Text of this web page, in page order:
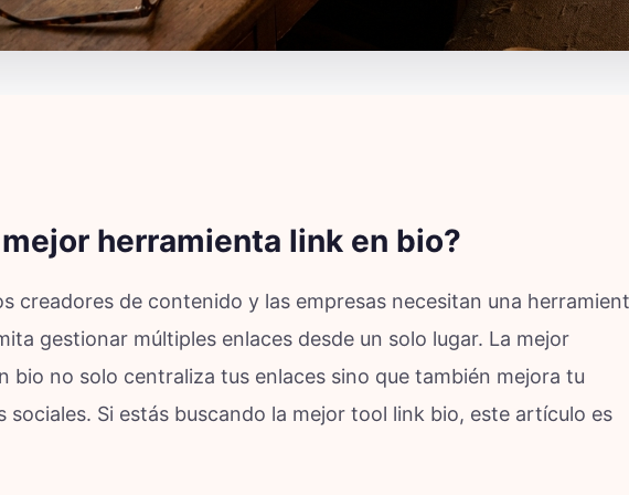
herramienta link en bio?
creadores de contenido y las empresas necesitan una
gestionar múltiples enlaces desde un solo lugar. La mejor
bio no solo centraliza tus enlaces sino que también mejora tu
sociales. Si estás buscando la mejor tool link bio, este artículo es